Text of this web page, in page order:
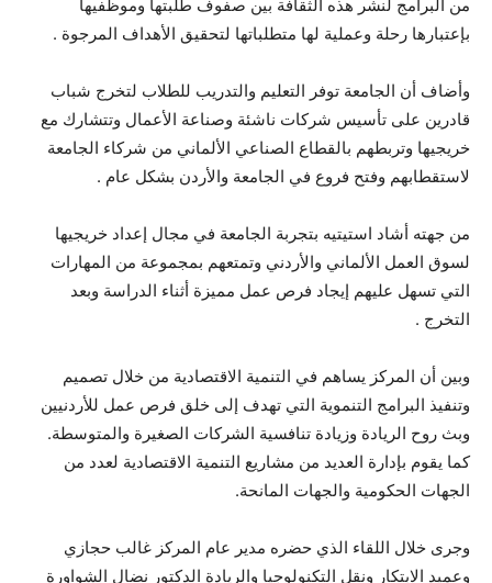
من البرامج لنشر هذه الثقافة بين صفوف طلبتها وموظفيها
بإعتبارها رحلة وعملية لها متطلباتها لتحقيق الأهداف المرجوة .
وأضاف أن الجامعة توفر التعليم والتدريب للطلاب لتخرج شباب
قادرين على تأسيس شركات ناشئة وصناعة الأعمال وتتشارك مع
خريجيها وتربطهم بالقطاع الصناعي الألماني من شركاء الجامعة
لاستقطابهم وفتح فروع في الجامعة والأردن بشكل عام .
من جهته أشاد استيتيه بتجربة الجامعة في مجال إعداد خريجيها
لسوق العمل الألماني والأردني وتمتعهم بمجموعة من المهارات
التي تسهل عليهم إيجاد فرص عمل مميزة أثناء الدراسة وبعد
التخرج .
وبين أن المركز يساهم في التنمية الاقتصادية من خلال تصميم
وتنفيذ البرامج التنموية التي تهدف إلى خلق فرص عمل للأردنيين
وبث روح الريادة وزيادة تنافسية الشركات الصغيرة والمتوسطة.
كما يقوم بإدارة العديد من مشاريع التنمية الاقتصادية لعدد من
الجهات الحكومية والجهات المانحة.
وجرى خلال اللقاء الذي حضره مدير عام المركز غالب حجازي
وعميد الابتكار ونقل التكنولوجيا والريادة الدكتور نضال الشواورة